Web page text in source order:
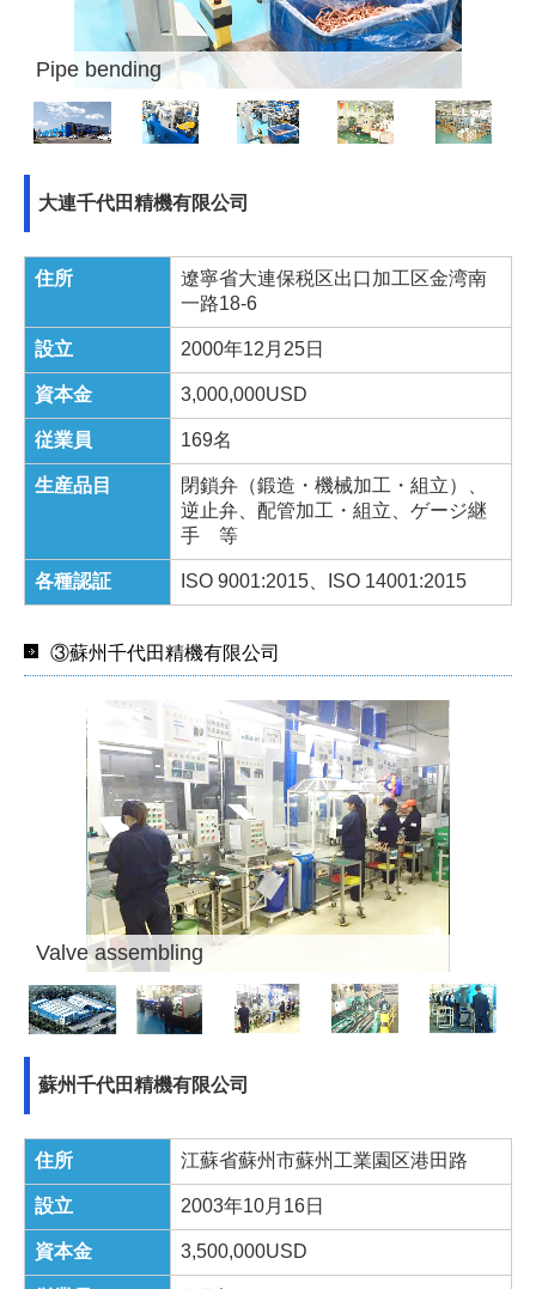
Pipe bending
大連千代田精機有限公司
住所
遼寧省大連保税区出口加工区金湾南
一路18-6
設立 2000年12月25日
資本金 3,000,000USD
従業員 169名
生産品目
閉鎖弁（鍛造・機械加工・組立）、
逆止弁、配管加工・組立、ゲージ継
手 等
各種認証 ISO 9001:2015、ISO 14001:2015
③蘇州千代田精機有限公司
Valve assembling
蘇州千代田精機有限公司
住所 江蘇省蘇州市蘇州工業園区港田路
設立 2003年10月16日
資本金 3,500,000USD